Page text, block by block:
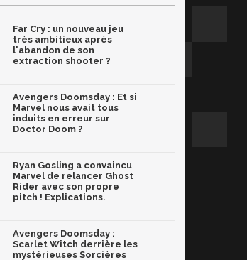
Far Cry : un nouveau jeu
très ambitieux après
l'abandon de son
extraction shooter ?
Avengers Doomsday : Et si
Marvel nous avait tous
induits en erreur sur
Doctor Doom ?
Ryan Gosling a convaincu
Marvel de relancer Ghost
Rider avec son propre
pitch ! Explications.
Avengers Doomsday :
Scarlet Witch derrière les
mystérieuses Sorcières